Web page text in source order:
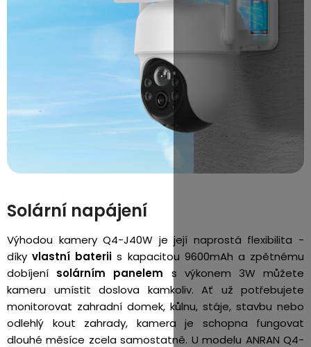
Solární napájení
Výhodou kamery Q4-J40W je její naprostá flexibilita -
díkyvlastní baterii s kapacitou 9600mAh a zpětnému
dobíjení solárním panelem s výkonem 3W můžete
kameru umístit doslova kamkoliv. Ať už potřebujete
monitorovat zahradní domek, kůlnu, stáje, stavbu nebo
odlehlý kout zahrady, kamera je schopna fungovat
dlouhé měsíce zcela samostatně. U modelu ANRAN Q4-